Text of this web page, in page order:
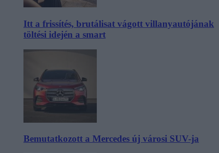
Itt a frissítés, brutálisat vágott villanyautójának
töltési idején a smart
Bemutatkozott a Mercedes új városi SUV-ja